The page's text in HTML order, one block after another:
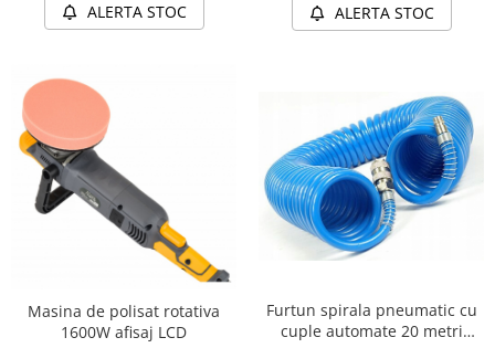
ALERTA STOC ALERTA STOC
Masina de polisat rotativa
1600W afisaj LCD
Furtun spirala pneumatic cu
cuple automate 20 metri